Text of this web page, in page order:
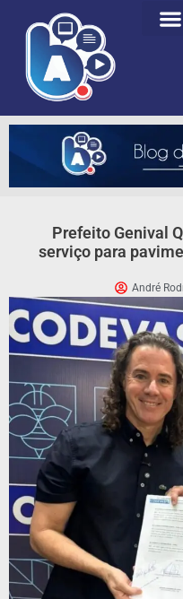
Prefeito Genival
serviço para
André